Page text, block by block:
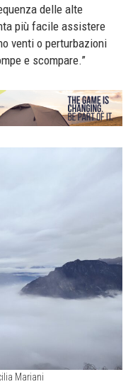
delle alte
più facile assistere
venti o perturbazioni
e scompare.”
Mariani